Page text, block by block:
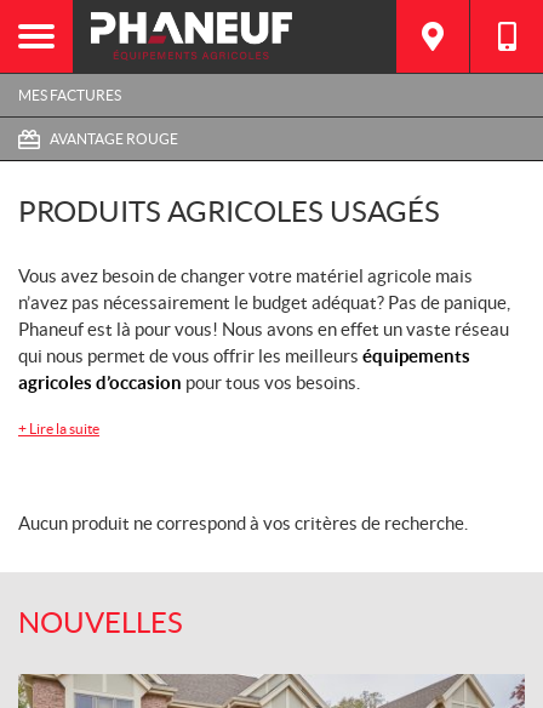
MES FACTURES
AVANTAGE ROUGE
PRODUITS AGRICOLES USAGÉS
Vous avez besoin de changer votre matériel agricole mais
n’avez pas nécessairement le budget adéquat? Pas de panique,
Phaneuf est là pour vous! Nous avons en effet un vaste réseau
qui nous permet de vous offrir les meilleurs équipements
agricoles d’occasion pour tous vos besoins.
+ Lire la suite
Aucun produit ne correspond à vos critères de recherche.
NOUVELLES